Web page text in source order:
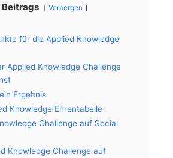
Beitrags Verbergen
für die Applied Knowledge
Applied Knowledge Challenge
Ergebnis
Knowledge Ehrentabelle
Challenge auf Social
Knowledge Challenge auf